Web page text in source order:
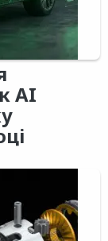
AI